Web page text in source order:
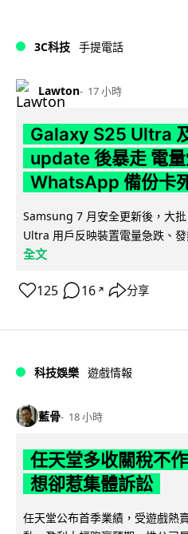
3C科技 手提電話
Lawton 17 小時
Galaxy S25 Ultra
update 後暴走 電
WhatsApp 備份卡
Samsung 7 月安全更新後，大
Ultra 用戶反映裝置電量急跌、
全文
125 16 ↗ 分享
科技娛樂 遊戲情報
藍骨 18 小時
任天堂多收關稅不
想卻惹集體訴訟
任天堂公布首季業績，受遊戲熱